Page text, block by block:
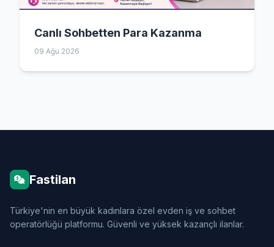
Canlı Sohbetten Para Kazanma
09 Ağu 2026
Fastilan
Türkiye'nin en büyük kadınlara özel evden iş ve sohbet
operatörlüğü platformu. Güvenli ve yüksek kazançlı ilanlar.